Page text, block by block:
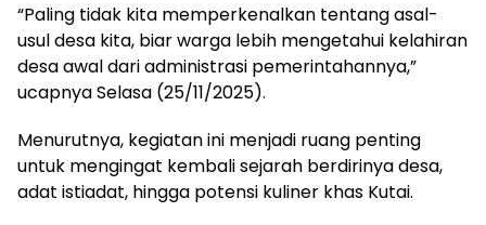
“Paling tidak kita memperkenalkan tentang asal-
usul desa kita, biar warga lebih mengetahui kelahiran
desa awal dari administrasi pemerintahannya,”
ucapnya Selasa (25/11/2025).
Menurutnya, kegiatan ini menjadi ruang penting
untuk mengingat kembali sejarah berdirinya desa,
adat istiadat, hingga potensi kuliner khas Kutai.